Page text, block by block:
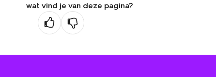
wat vind je van deze pagina?